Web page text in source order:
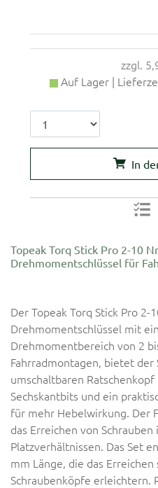
zzgl.
Auf Lager |
In
Topeak Torq Stick Pro 2-10
Drehmomentschlüssel für
Der Topeak Torq Stick Pro
Drehmomentschlüssel mit
Drehmomentbereich von 2
Fahrradmontagen, bietet der
umschaltbaren
Sechskantbits und ein
für mehr Hebelwirkung. Der
das Erreichen von
Platzverhältnissen. Das Set
mm Länge, die das
Schraubenköpfe erleichtern.